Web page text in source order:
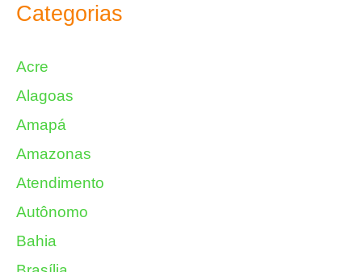
Categorias
Acre
Alagoas
Amapá
Amazonas
Atendimento
Autônomo
Bahia